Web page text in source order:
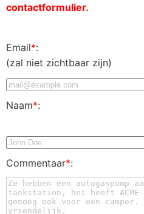
contactformulier.
Email*:
(zal niet zichtbaar zijn)
Naam*:
Commentaar*: